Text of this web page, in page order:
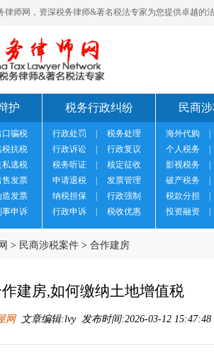
律师网，资深税务律师&著名税法专家为您提供卓越的
护
口骗税
税抗税
私逃税
售发票
造发票
事申诉
税务行政纠纷
行政处罚
税务处理
行政诉讼
行政复议
税务听证
核定征收
申请退税
发票管理
纳税担保
行政强制
行政申诉
税收优惠
民商
海外代购
个人税务
影视税务
破产税务
税款分担
投资融资
> 民商涉税案件 > 合作建房
建房,如何缴纳土地增值税
网文章编辑:lvy 发布时间:2026-03-12